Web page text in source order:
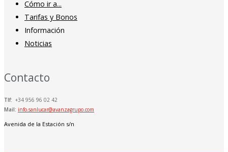
Cómo ir a...
Tarifas y Bonos
Información
Noticias
Contacto
Tlf: +34 956 96 02 42
Mail: info.sanlucar@avanzagrupo.com
Avenida de la Estación s/n